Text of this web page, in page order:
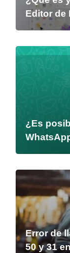
Editor de
¿Es
Error de
50 y 31